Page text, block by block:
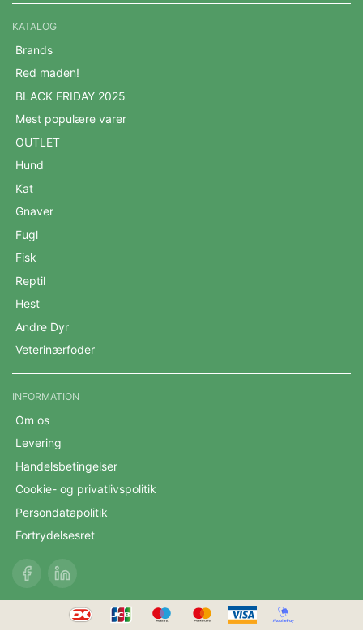
KATALOG
Brands
Red maden!
BLACK FRIDAY 2025
Mest populære varer
OUTLET
Hund
Kat
Gnaver
Fugl
Fisk
Reptil
Hest
Andre Dyr
Veterinærfoder
INFORMATION
Om os
Levering
Handelsbetingelser
Cookie- og privatlivspolitik
Persondatapolitik
Fortrydelsesret